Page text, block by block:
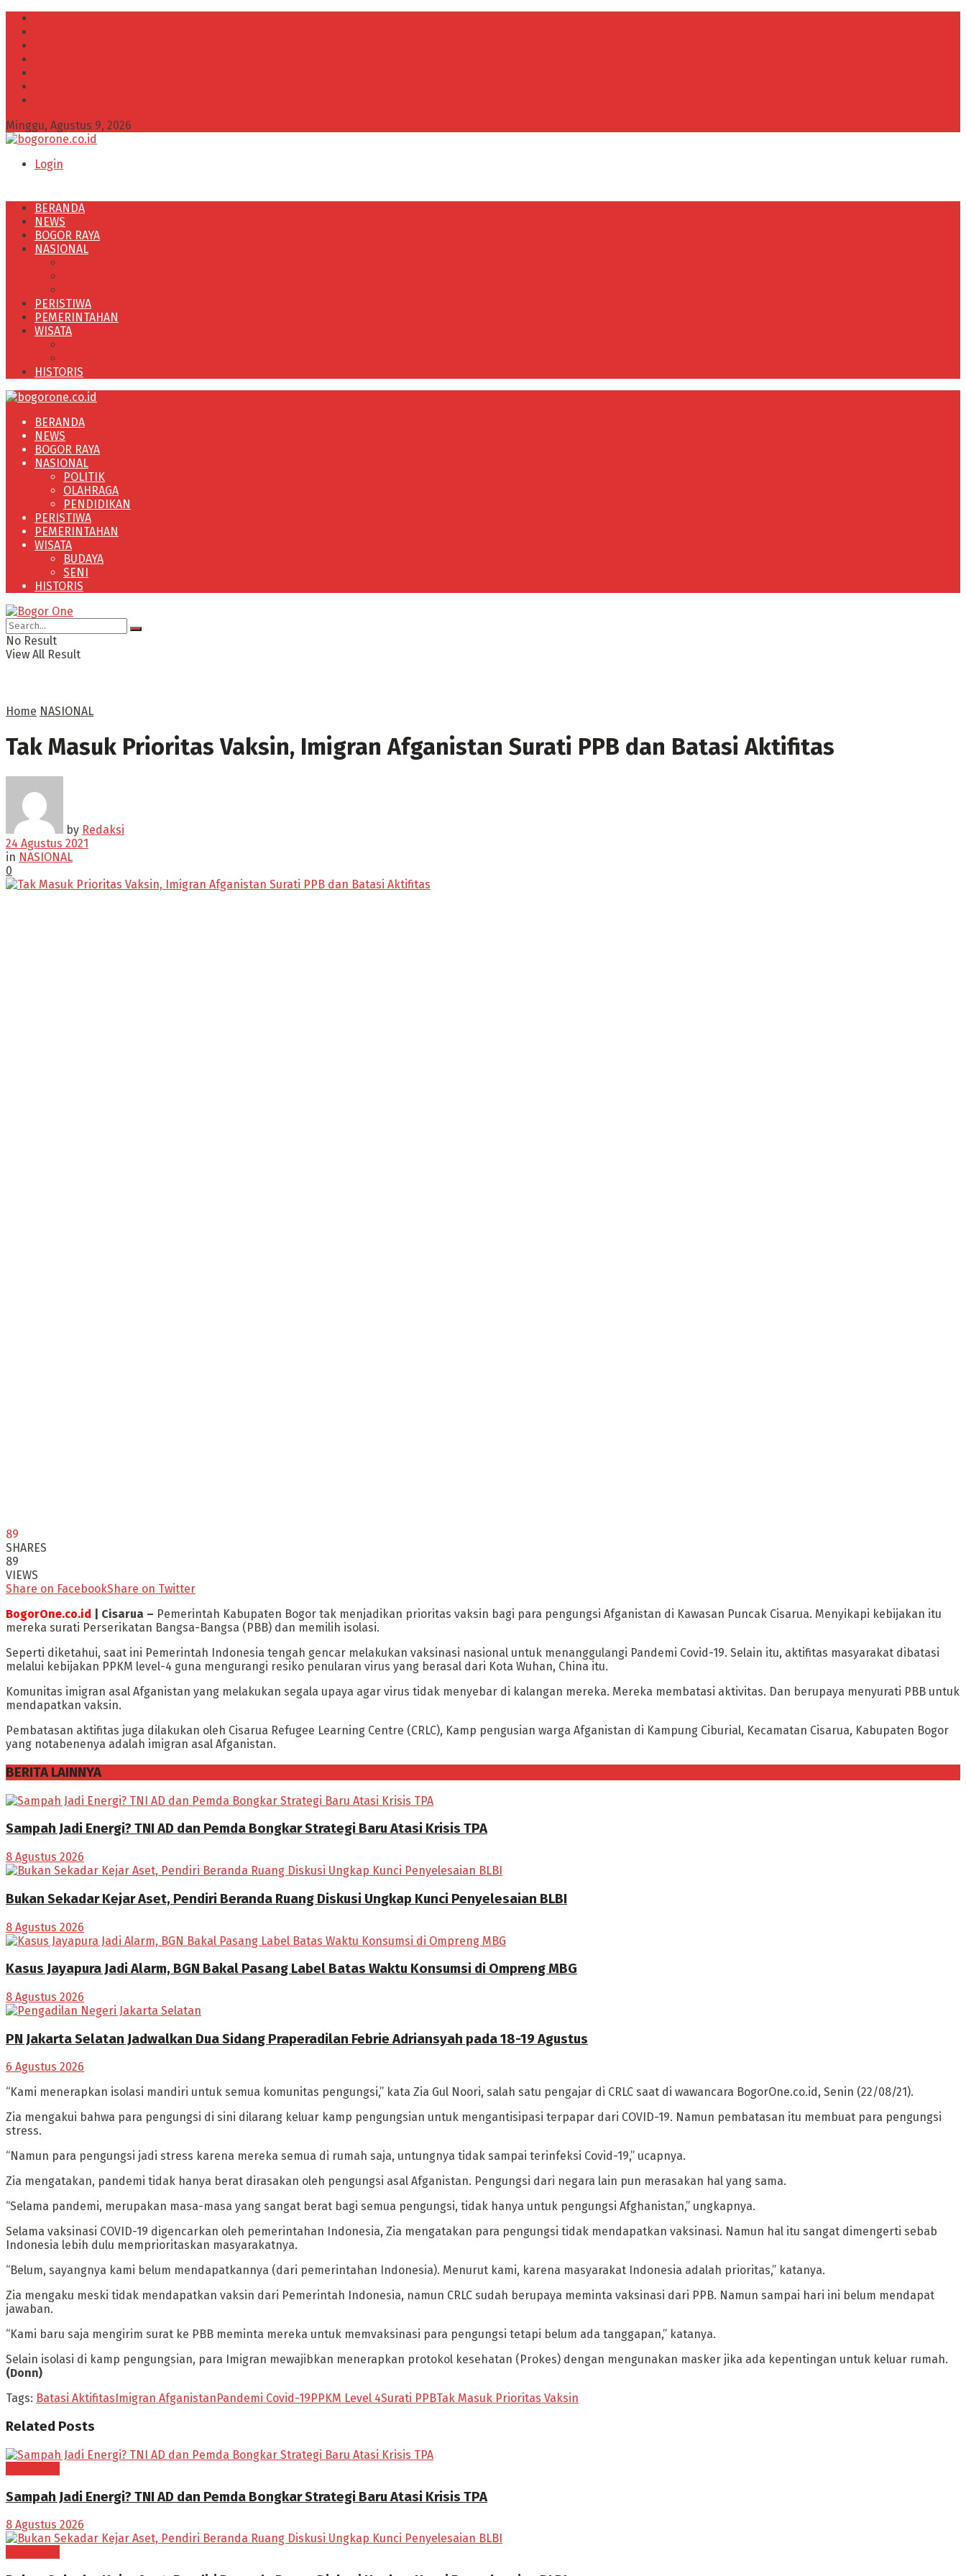
Minggu, Agustus 9, 2026
Login
BERANDA
NEWS
BOGOR RAYA
NASIONAL
PERISTIWA
PEMERINTAHAN
WISATA
HISTORIS
BERANDA
NEWS
BOGOR RAYA
NASIONAL
POLITIK
OLAHRAGA
PENDIDIKAN
PERISTIWA
PEMERINTAHAN
WISATA
BUDAYA
SENI
HISTORIS
No Result
View All Result
Home NASIONAL
Tak Masuk Prioritas Vaksin, Imigran Afganistan Surati PPB dan Batasi Aktifitas
by Redaksi
24 Agustus 2021
in NASIONAL
0
89
SHARES
89
VIEWS
Share on FacebookShare on Twitter
BogorOne.co.id
| Cisarua – Pemerintah Kabupaten Bogor tak menjadikan prioritas vaksin bagi para pengungsi Afganistan di Kawasan Puncak Cisarua. Menyikapi kebijakan itu
mereka surati Perserikatan Bangsa-Bangsa (PBB) dan memilih isolasi.
Seperti diketahui, saat ini Pemerintah Indonesia tengah gencar melakukan vaksinasi nasional untuk menanggulangi Pandemi Covid-19. Selain itu, aktifitas masyarakat dibatasi
melalui kebijakan PPKM level-4 guna mengurangi resiko penularan virus yang berasal dari Kota Wuhan, China itu.
Komunitas imigran asal Afganistan yang melakukan segala upaya agar virus tidak menyebar di kalangan mereka. Mereka membatasi aktivitas. Dan berupaya menyurati PBB untuk
mendapatkan vaksin.
Pembatasan aktifitas juga dilakukan oleh Cisarua Refugee Learning Centre (CRLC), Kamp pengusian warga Afganistan di Kampung Ciburial, Kecamatan Cisarua, Kabupaten Bogor
yang notabenenya adalah imigran asal Afganistan.
BERITA LAINNYA
Sampah Jadi Energi? TNI AD dan Pemda Bongkar Strategi Baru Atasi Krisis TPA
8 Agustus 2026
Bukan Sekadar Kejar Aset, Pendiri Beranda Ruang Diskusi Ungkap Kunci Penyelesaian BLBI
8 Agustus 2026
Kasus Jayapura Jadi Alarm, BGN Bakal Pasang Label Batas Waktu Konsumsi di Ompreng MBG
8 Agustus 2026
PN Jakarta Selatan Jadwalkan Dua Sidang Praperadilan Febrie Adriansyah pada 18-19 Agustus
6 Agustus 2026
“Kami menerapkan isolasi mandiri untuk semua komunitas pengungsi,” kata Zia Gul Noori, salah satu pengajar di CRLC saat di wawancara BogorOne.co.id, Senin (22/08/21).
Zia mengakui bahwa para pengungsi di sini dilarang keluar kamp pengungsian untuk mengantisipasi terpapar dari COVID-19. Namun pembatasan itu membuat para pengungsi
stress.
“Namun para pengungsi jadi stress karena mereka semua di rumah saja, untungnya tidak sampai terinfeksi Covid-19,” ucapnya.
Zia mengatakan, pandemi tidak hanya berat dirasakan oleh pengungsi asal Afganistan. Pengungsi dari negara lain pun merasakan hal yang sama.
“Selama pandemi, merupakan masa-masa yang sangat berat bagi semua pengungsi, tidak hanya untuk pengungsi Afghanistan,” ungkapnya.
Selama vaksinasi COVID-19 digencarkan oleh pemerintahan Indonesia, Zia mengatakan para pengungsi tidak mendapatkan vaksinasi. Namun hal itu sangat dimengerti sebab
Indonesia lebih dulu memprioritaskan masyarakatnya.
“Belum, sayangnya kami belum mendapatkannya (dari pemerintahan Indonesia). Menurut kami, karena masyarakat Indonesia adalah prioritas,” katanya.
Zia mengaku meski tidak mendapatkan vaksin dari Pemerintah Indonesia, namun CRLC sudah berupaya meminta vaksinasi dari PPB. Namun sampai hari ini belum mendapat
jawaban.
“Kami baru saja mengirim surat ke PBB meminta mereka untuk memvaksinasi para pengungsi tetapi belum ada tanggapan,” katanya.
Selain isolasi di kamp pengungsian, para Imigran mewajibkan menerapkan protokol kesehatan (Prokes) dengan mengunakan masker jika ada kepentingan untuk keluar rumah.
(Donn)
Tags: Batasi Aktifitas Imigran Afganistan Pandemi Covid-19 PPKM Level 4Surati PPBTak Masuk Prioritas Vaksin
Related Posts
Sampah Jadi Energi? TNI AD dan Pemda Bongkar Strategi Baru Atasi Krisis TPA
8 Agustus 2026